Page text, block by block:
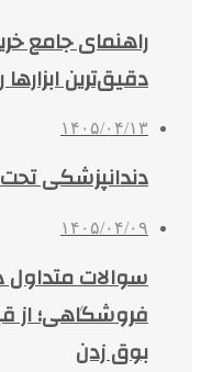
راهنمای جامع
دقیق‌ترین ابزارها
۱۴۰۵/۰۴/۱۳
دندانپزشکی
۱۴۰۵/۰۴/۰۹
سوالات متداول
فروشگاهی؛ از
بوق زدن